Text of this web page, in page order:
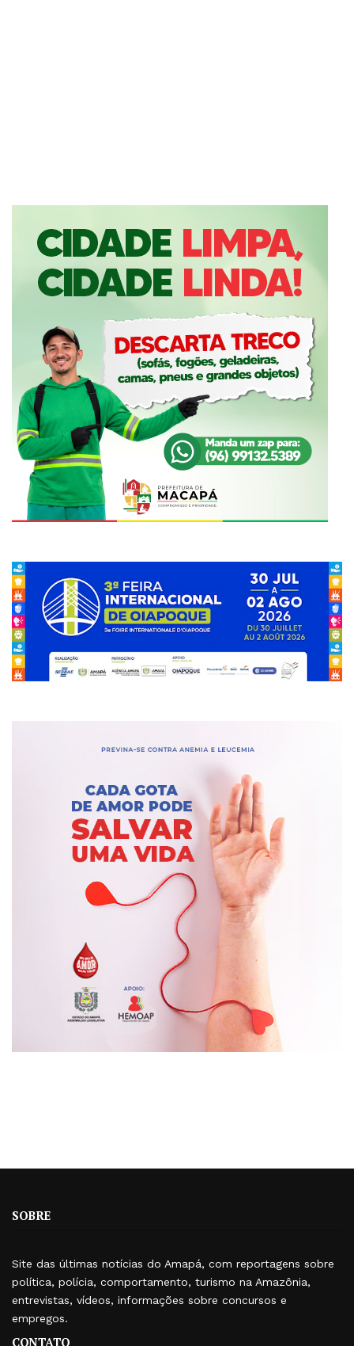
SOBRE
Site das últimas notícias do Amapá, com reportagens sobre
política, polícia, comportamento, turismo na Amazônia,
entrevistas, vídeos, informações sobre concursos e
empregos.
CONTATO